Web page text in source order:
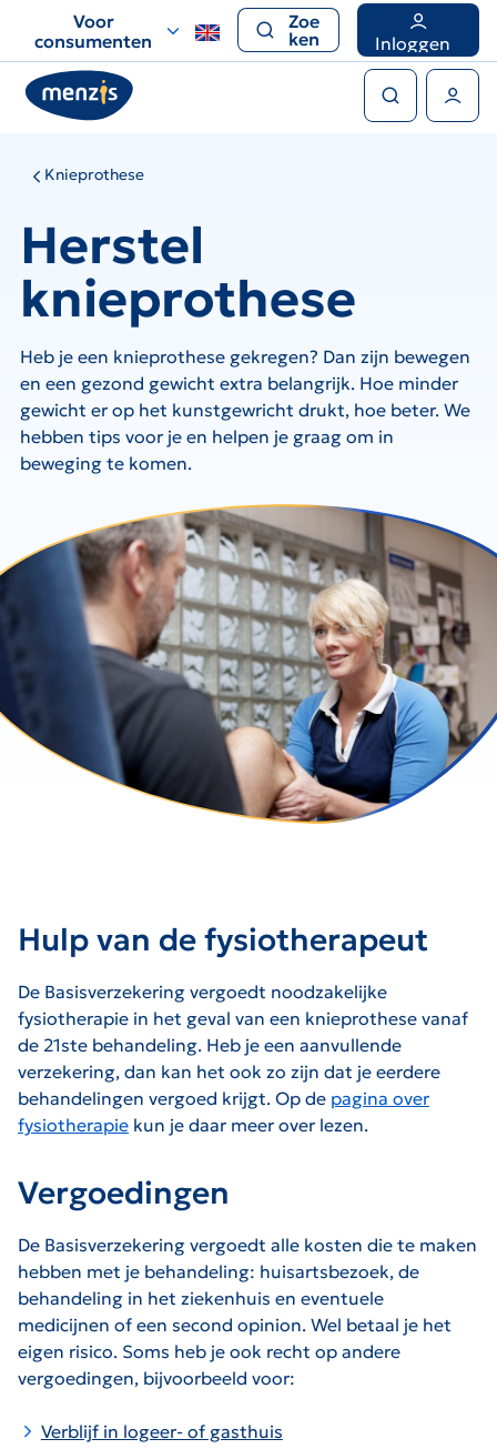
voor
snelle
navigatie
Voor
consumenten
Zoe
ken
Inloggen
Knieprothese
Herstel
knieprothese
Heb je een knieprothese gekregen? Dan zijn bewegen
en een gezond gewicht extra belangrijk. Hoe minder
gewicht er op het kunstgewricht drukt, hoe beter. We
hebben tips voor je en helpen je graag om in
beweging te komen.
Hulp van de fysiotherapeut
De Basisverzekering vergoedt noodzakelijke
fysiotherapie in het geval van een knieprothese vanaf
de 21ste behandeling. Heb je een aanvullende
verzekering, dan kan het ook zo zijn dat je eerdere
behandelingen vergoed krijgt. Op de pagina over
fysiotherapie kun je daar meer over lezen.
Vergoedingen
De Basisverzekering vergoedt alle kosten die te maken
hebben met je behandeling: huisartsbezoek, de
behandeling in het ziekenhuis en eventuele
medicijnen of een second opinion. Wel betaal je het
eigen risico. Soms heb je ook recht op andere
vergoedingen, bijvoorbeeld voor:
Verblijf in logeer- of gasthuis